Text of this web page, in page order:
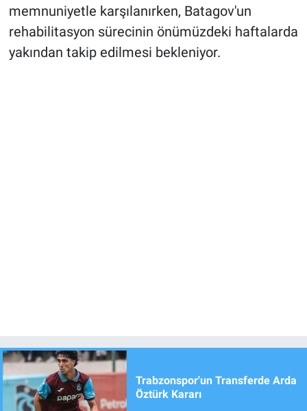
memnuniyetle karşılanırken, Batagov'un
rehabilitasyon sürecinin önümüzdeki haftalarda
yakından takip edilmesi bekleniyor.
Trabzonspor'un Transferde Arda
Öztürk Kararı